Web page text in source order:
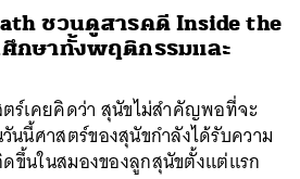
ชวนดูสารคดี Inside the
กษาทั้งพฤติกรรมและ
ร์เคยคิดว่า สุนัขไม่สำคัญพอที่จะ
นนี้ศาสตร์ของสุนัขกำลังได้รับความ
ดขึ้นในสมองของลูกสุนัขตั้งแต่แรก